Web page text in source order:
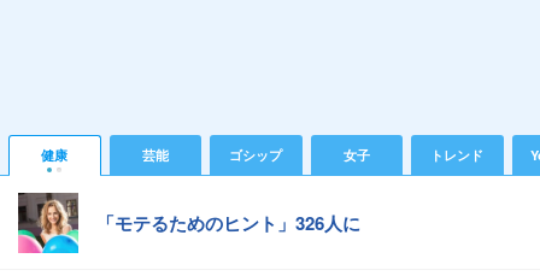
健康 芸能 ゴシップ 女子 トレンド
「モテるためのヒント」326人に